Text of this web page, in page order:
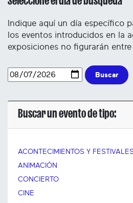
Indique aquí un día específico
los eventos introducidos en la
exposiciones no figurarán entre
Buscar
Buscar un evento de tipo:
ACONTECIMIENTOS Y FESTIVALES
ANIMACIÓN
CONCIERTO
CINE